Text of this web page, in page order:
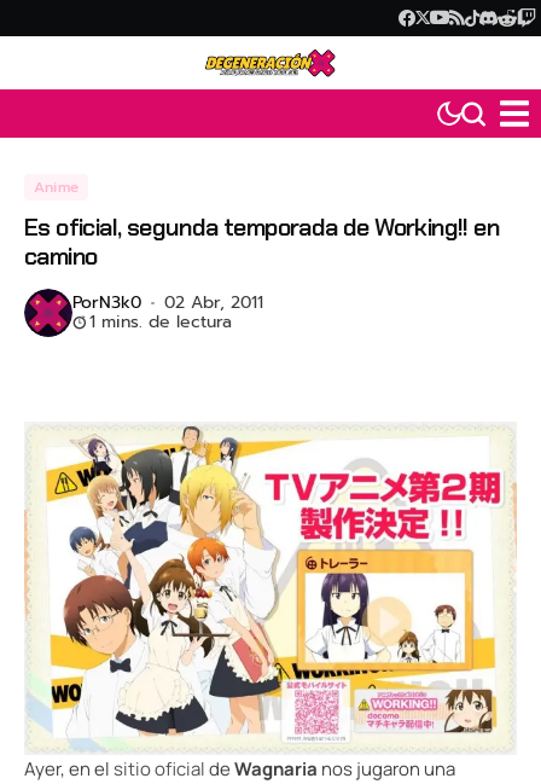
Anime
Es oficial, segunda temporada de Working!! en
camino
PorN3k0 02 Abr, 2011
1 mins. de lectura
Ayer, en elsitio oficialdeWagnaria nos jugaron una